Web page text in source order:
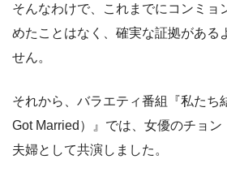
そんなわけで、これまでにコンミョ
めたことはなく、確実な証拠がある
せん。
それから、バラエティ番組『私たち
Got Married）』では、女優のチョン
夫婦として共演しました。